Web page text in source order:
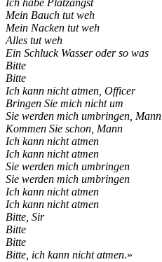
Ich habe Platzangst
Mein Bauch tut weh
Mein Nacken tut weh
Alles tut weh
Ein Schluck Wasser oder so was
Bitte
Bitte
Ich kann nicht atmen, Officer
Bringen Sie mich nicht um
Sie werden mich umbringen, Mann
Kommen Sie schon, Mann
Ich kann nicht atmen
Ich kann nicht atmen
Sie werden mich umbringen
Sie werden mich umbringen
Ich kann nicht atmen
Ich kann nicht atmen
Bitte, Sir
Bitte
Bitte
Bitte, ich kann nicht atmen.»